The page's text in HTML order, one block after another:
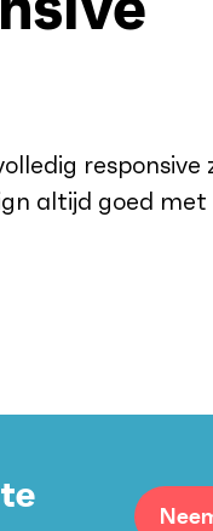
altijd goed